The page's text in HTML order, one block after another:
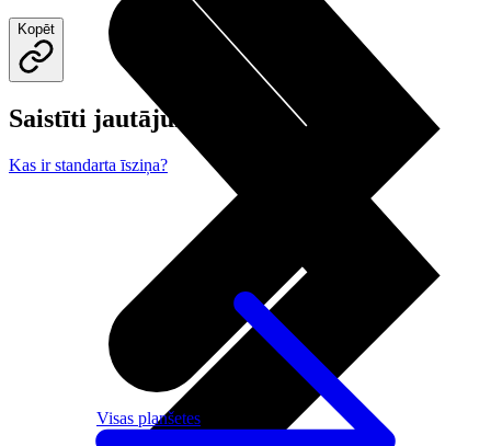
Visas planšetes
Kopēt
Saistīti jautājumi
Kas ir standarta īsziņa?